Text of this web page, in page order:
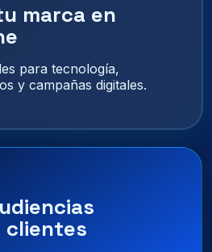
marca en
para tecnología,
y campañas digitales.
clientes